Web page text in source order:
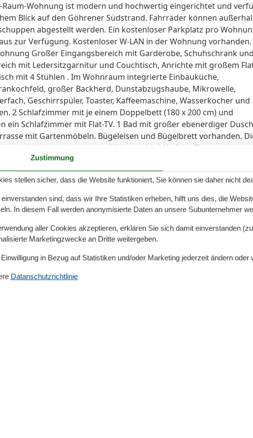
Wohnung ist modern und hochwertig eingerichtet und
Blick auf den Göhrener Südstrand. Fahrräder können
abgestellt werden. Ein kostenloser Parkplatz pro
zur Verfügung. Kostenloser W-LAN in der Wohnung vorhanden.
Großer Eingangsbereich mit Garderobe, Schuhschrank und
mit Ledersitzgarnitur und Couchtisch, Anrichte mit großem
mit 4 Stühlen . Im Wohnraum integrierte Einbauküche,
großer Backherd, Dunstabzugshaube, Mikrowelle,
Geschirrspüler, Toaster, Kaffeemaschine, Wasserkocher und
2 Schlafzimmer mit je einem Doppelbett (180 x 200 cm) und
ein Schlafzimmer mit Flat-TV. 1 Bad mit großer ebenerdiger
mit Gartenmöbeln. Bügeleisen und Bügelbrett vorhanden.
ausgestattet. Nichtraucher! (Auf der Terrasse kann
befindet: EG
Gebäude über EG: 2
für diese Unterkunft: 1
1
Zustimmung
stellen sicher, dass die Website funktioniert, Sie können sie daher nicht
sind, dass wir Ihre Statistiken erheben, hilft uns dies, die
In diesem Fall werden anonymisierte Daten an unsere Subunternehmer
aller Cookies akzeptieren, erklären Sie sich damit einverstanden
Marketingzwecke an Dritte weitergeben.
in Bezug auf Statistiken und/oder Marketing jederzeit ändern oder
Datanschutzrichtlinie